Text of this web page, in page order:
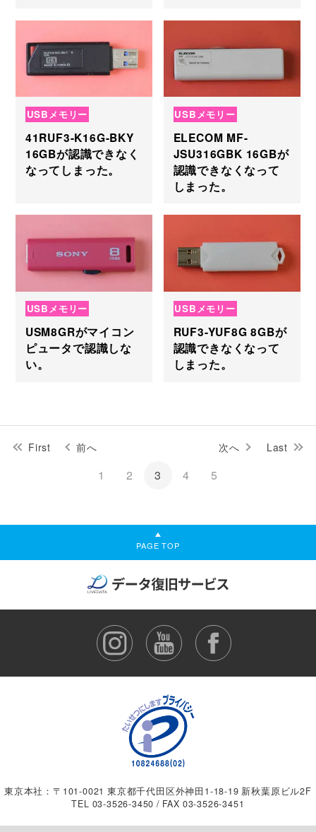
USBメモリー
41RUF3-K16G-BKY
16GBが認識できなく
なってしまった。
USBメモリー
ELECOM MF-
JSU316GBK 16GBが
認識できなくなって
しまった。
USBメモリー
USM8GRがマイコン
ピュータで認識しな
い。
USBメモリー
RUF3-YUF8G 8GBが
認識できなくなって
しまった。
First 前へ
1 2 3 4 5
次へ Last
PAGE TOP
東京本社：〒101-0021 東京都千代田区外神田1-18-19 新秋葉原ビル2F
TEL 03-3526-3450 / FAX 03-3526-3451